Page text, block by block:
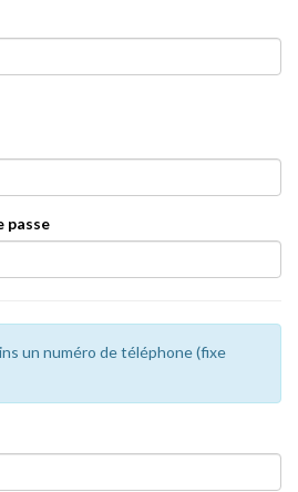
passe
un numéro de téléphone (fixe